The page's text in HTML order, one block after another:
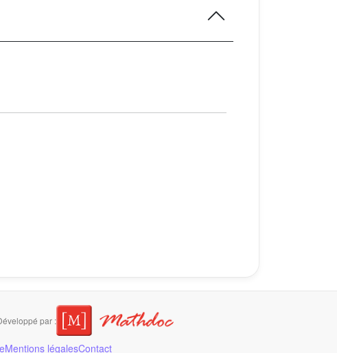
par :
Mentions légalesContact